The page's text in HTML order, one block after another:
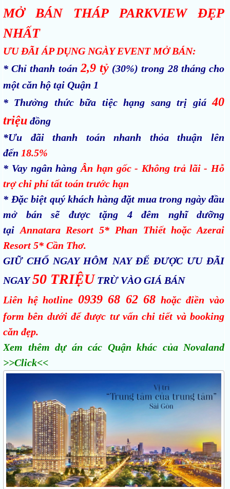
MỞ BÁN THÁP PARKVIEW ĐẸP
NHẤT
ƯU ĐÃI ÁP DỤNG NGÀY EVENT MỞ BÁN:
* Chỉ thanh toán 2,9 tỷ (30%) trong 28 tháng cho
một căn hộ tại Quận 1
* Thưởng thức bữa tiệc hạng sang trị giá40
triệu đồng
*Ưu đãi thanh toán nhanh thỏa thuận lên
đến 18.5%
* Vay ngân hàng Ân hạn gốc - Không trả lãi - Hỗ
trợ chi phí tất toán trước hạn
* Đặc biệt quý khách hàng đặt mua trong ngày đầu
mở bán sẽ được tặng 4 đêm nghĩ dưỡng
tại Annatara Resort 5* Phan Thiết hoặc Azerai
Resort 5* Cần Thơ.
GIỮ CHỔ NGAY HÔM NAY ĐỂ ĐƯỢC ƯU ĐÃI
NGAY50 TRIỆU TRỪ VÀO GIÁ BÁN
Liên hệ hotline 0939 68 62 68 hoặc điền vào
form bên dưới để được tư vấn chi tiết và booking
căn đẹp.
Xem thêm dự án các Quận khác của Novaland
>>Click<<